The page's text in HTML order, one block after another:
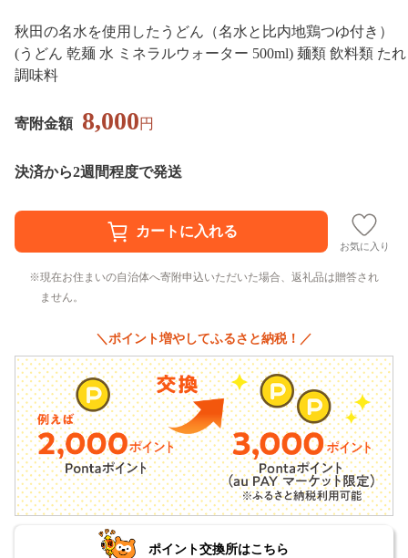
秋田の名水を使用したうどん（名水と比内地鶏つゆ付き）
(うどん 乾麺 水 ミネラルウォーター 500ml) 麺類 飲料類 たれ
調味料
寄附金額 8,000円
決済から2週間程度で発送
お気に入り
現在お住まいの自治体へ寄附申込いただいた場合、返礼品は贈答され
ません。
＼ポイント増やしてふるさと納税！／
ポイント交換所はこちら